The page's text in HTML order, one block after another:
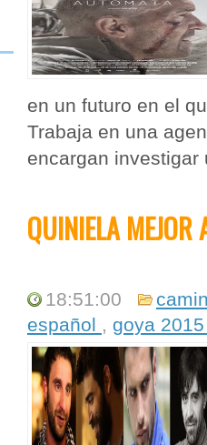
en un futuro en el
Trabaja en una
encargan
QUINIELA MEJOR
18:51:00
español , goya